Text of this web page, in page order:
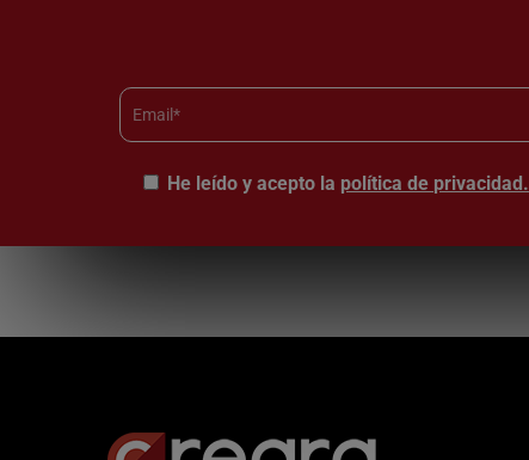
He leído y acepto la política de privacidad.